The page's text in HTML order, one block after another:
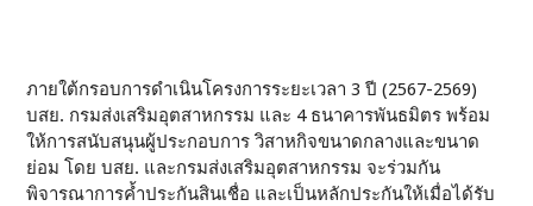
ภายใต้กรอบการดำเนินโครงการระยะเวลา 3 ปี (2567-2569)
บสย. กรมส่งเสริมอุตสาหกรรม และ 4 ธนาคารพันธมิตร พร้อม
ให้การสนับสนุนผู้ประกอบการ วิสาหกิจขนาดกลางและขนาด
ย่อม โดย บสย. และกรมส่งเสริมอุตสาหกรรม จะร่วมกัน
พิจารณาการค้ำประกันสินเชื่อ และเป็นหลักประกันให้เมื่อได้รับ